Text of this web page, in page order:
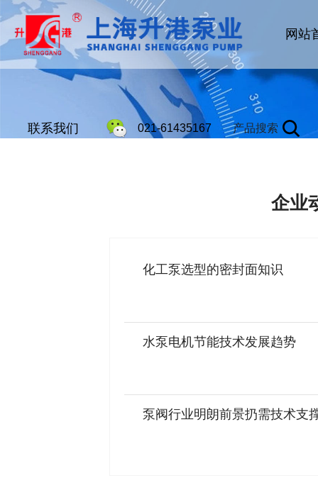
网站
联系我们 021-61435167 产品搜索
企业
化工泵选型的密封面知识
水泵电机节能技术发展趋势
泵阀行业明朗前景扔需技术支